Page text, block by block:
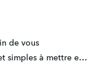
de vous
Vidéo 2 : Investir des outils ludiques et simples à mettre en place en famille